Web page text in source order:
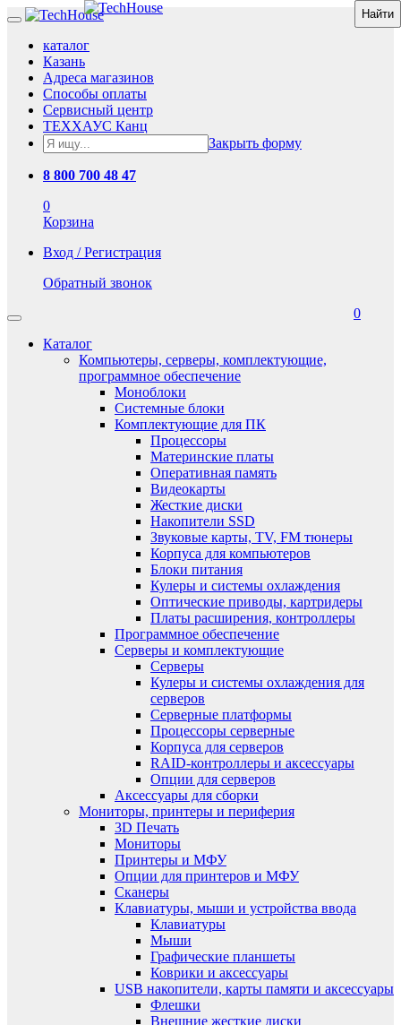
каталог
Казань
Адреса магазинов
Способы оплаты
Сервисный центр
ТЕХХАУС Канц
Закрыть форму
8 800 700 48 47
0
Корзина
Вход / Регистрация
Обратный звонок
0
Каталог
Компьютеры, серверы, комплектующие,
программное обеспечение
Моноблоки
Системные блоки
Комплектующие для ПК
Процессоры
Материнские платы
Оперативная память
Видеокарты
Жесткие диски
Накопители SSD
Звуковые карты, TV, FM тюнеры
Корпуса для компьютеров
Блоки питания
Кулеры и системы охлаждения
Оптические приводы, картридеры
Платы расширения, контроллеры
Программное обеспечение
Серверы и комплектующие
Серверы
Кулеры и системы охлаждения для
серверов
Серверные платформы
Процессоры серверные
Корпуса для серверов
RAID-контроллеры и аксессуары
Опции для серверов
Аксессуары для сборки
Мониторы, принтеры и периферия
3D Печать
Мониторы
Принтеры и МФУ
Опции для принтеров и МФУ
Сканеры
Клавиатуры, мыши и устройства ввода
Клавиатуры
Мыши
Графические планшеты
Коврики и аксессуары
USB накопители, карты памяти и аксессуары
Флешки
Внешние жесткие диски